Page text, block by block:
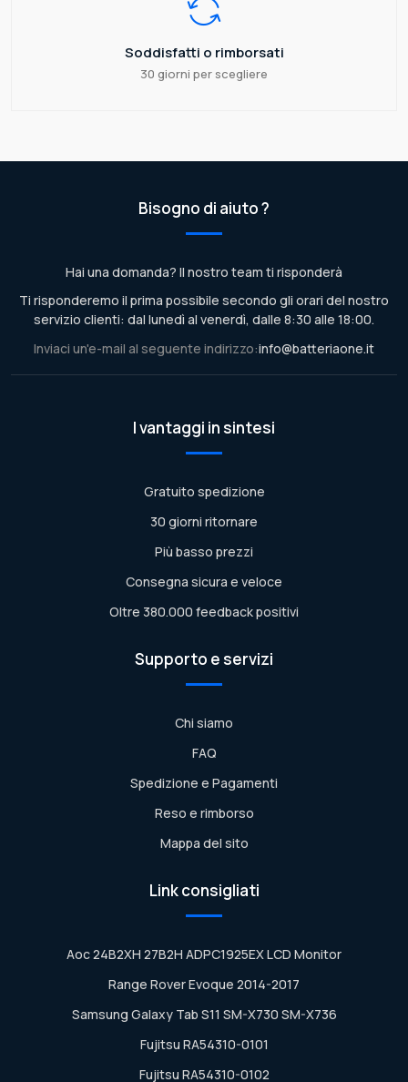
Soddisfatti o rimborsati
30 giorni per scegliere
Bisogno di aiuto ?
Hai una domanda? Il nostro team ti risponderà
Ti risponderemo il prima possibile secondo gli orari del nostro
servizio clienti: dal lunedì al venerdì, dalle 8:30 alle 18:00.
Inviaci un'e-mail al seguente indirizzo:info@batteriaone.it
I vantaggi in sintesi
Gratuito spedizione
30 giorni ritornare
Più basso prezzi
Consegna sicura e veloce
Oltre 380.000 feedback positivi
Supporto e servizi
Chi siamo
FAQ
Spedizione e Pagamenti
Reso e rimborso
Mappa del sito
Link consigliati
Aoc 24B2XH 27B2H ADPC1925EX LCD Monitor
Range Rover Evoque 2014-2017
Samsung Galaxy Tab S11 SM-X730 SM-X736
Fujitsu RA54310-0101
Fujitsu RA54310-0102